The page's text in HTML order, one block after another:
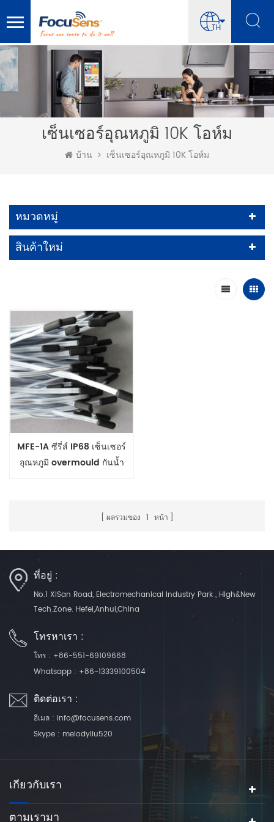
TH
เซ็นเซอร์อุณหภูมิ 10K โอห์ม
บ้าน เซ็นเซอร์อุณหภูมิ 10K โอห์ม
หมวดหมู่
สินค้าใหม่
MFE-1A ซีรี่ส์ IP68 เซ็นเซอร์
อุณหภูมิ overmould กันน้ำ
ผลรวมของ 1 หน้า
ที่อยู่ :
No.1 XiSan Road, Electromechanical Industry Park , High&New
Tech.Zone. Hefei,Anhui,China
โทรหาเรา :
โทร : +86-551-69109668
Whatsapp : +86-13339100504
ติดต่อเรา :
อีเมล : info@focusens.com
Skype : melodyliu520
เกี่ยวกับเรา
ตามเรามา